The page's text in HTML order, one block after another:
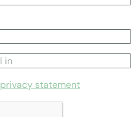
privacy statement